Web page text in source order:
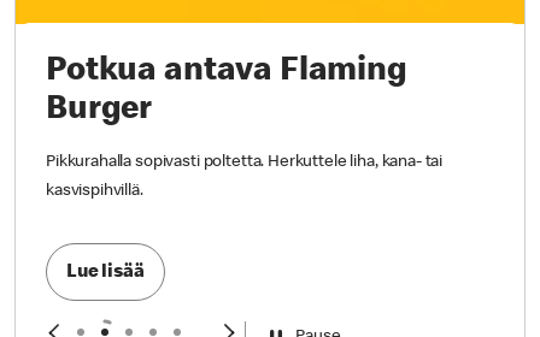
Potkua antava Flaming
Burger
Pikkurahalla sopivasti poltetta. Herkuttele liha, kana- tai
kasvispihvillä.
Lue lisää